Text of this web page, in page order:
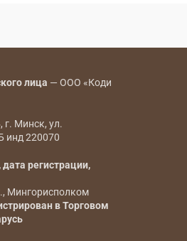
лица — ООО «Коди
г. Минск, ул.
инд 220070
регистрации,
Мингорисполком
в Торговом